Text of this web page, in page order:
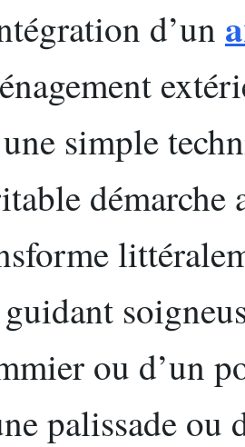
d’un
simple
démarche
ou d’un
palissade ou